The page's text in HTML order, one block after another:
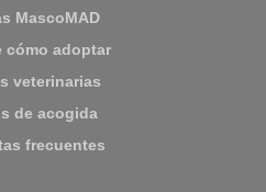
MascoMAD
cómo adoptar
veterinarias
de acogida
frecuentes